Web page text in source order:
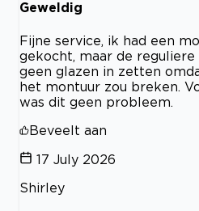
Geweldig
Fijne service, ik had een
gekocht, maar de
geen glazen in zetten
het montuur zou breken.
was dit geen probleem.
Beveelt aan
17 July 2026
Shirley